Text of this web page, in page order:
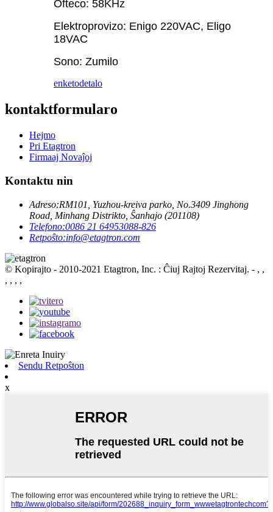
Ofteco: 58KHz
Elektroprovizo: Enigo 220VAC, Eligo
18VAC
Sono: Zumilo
enketodetalo
kontaktformularo
Hejmo
Pri Etagtron
Firmaaj Novaĵoj
Kontaktu nin
Adreso:RM101, Yuzhou-kreiva parko, No.3409 Jinghong
Road, Minhang Distrikto, Ŝanhajo (201108)
Telefono:0086 21 64953088-826
Retpoŝto:info@etagtron.com
© Kopirajto - 2010-2021 Etagtron, Inc. : Ĉiuj Rajtoj Rezervitaj. - , ,
, , , ,
Sendu Retpoŝton
x